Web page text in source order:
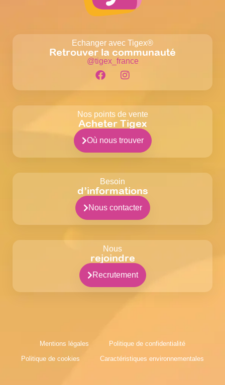
Echanger avec Tigex®
Retrouver la communauté
@tigex_france
Nos points de vente
Acheter Tigex
Où nous trouver
Besoin
d’informations
Nous contacter
Nous
rejoindre
Recrutement
Mentions légales
Politique de confidentialité
Politique de cookies
Caractéristiques environnementales